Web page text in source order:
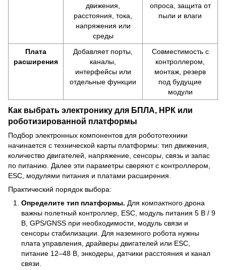
движения,
расстояния, тока,
напряжения или
среды
опроса, защита от
пыли и влаги
Плата
расширения
Добавляет порты,
каналы,
интерфейсы или
отдельные функции
Совместимость с
контроллером,
монтаж, резерв
под будущие
модули
Как выбрать электронику для БПЛА, НРК или
роботизированной платформы
Подбор электронных компонентов для робототехники
начинается с технической карты платформы: тип движения,
количество двигателей, напряжение, сенсоры, связь и запас
по питанию. Далее эти параметры сверяют с контроллером,
ESC, модулями питания и платами расширения.
Практический порядок выбора:
Определите тип платформы. Для компактного дрона
важны полетный контроллер, ESC, модуль питания 5 В / 9
В, GPS/GNSS при необходимости, модуль связи и
сенсоры стабилизации. Для наземного робота нужны
плата управления, драйверы двигателей или ESC,
питание 12–48 В, энкодеры, датчики расстояния и канал
связи.